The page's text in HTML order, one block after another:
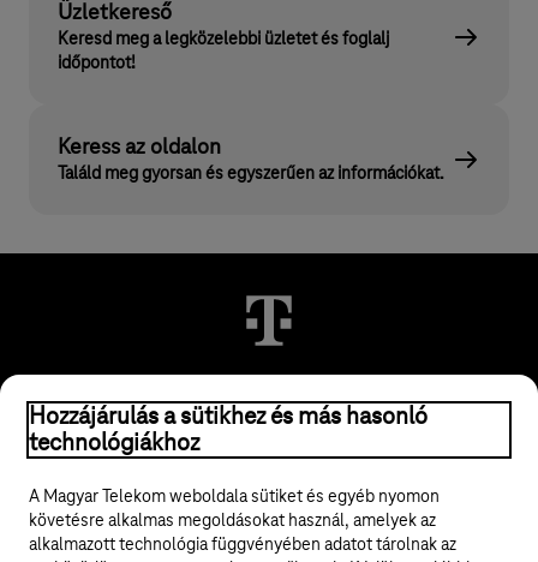
Üzletkereső
Keresd meg a legközelebbi üzletet és foglalj
időpontot!
Keress az oldalon
Találd meg gyorsan és egyszerűen az információkat.
© 2026 Magyar Telekom Nyrt.
ÁSZF
Hozzájárulás a sütikhez és más hasonló
technológiákhoz
A Magyar Telekom weboldala sütiket és egyéb nyomon
követésre alkalmas megoldásokat használ, amelyek az
alkalmazott technológia függvényében adatot tárolnak az